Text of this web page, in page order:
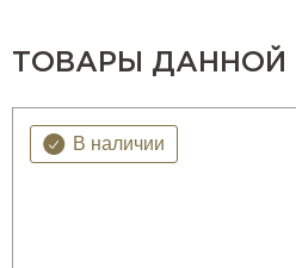
ТОВАРЫ ДАННОЙ
В наличии